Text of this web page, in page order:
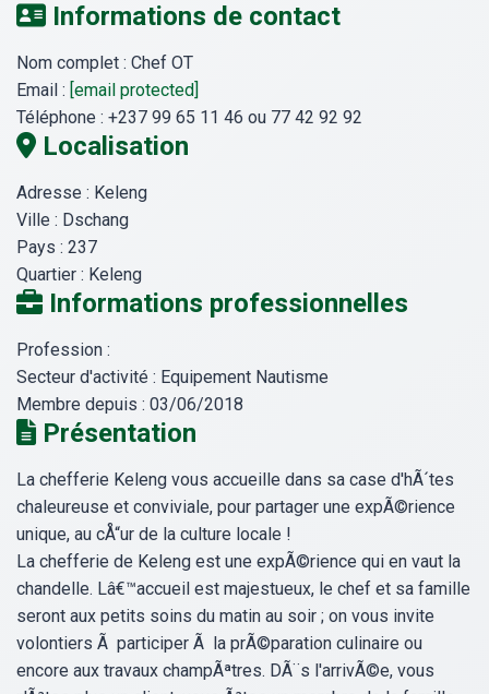
Informations de contact
Nom complet : Chef OT
Email : [email protected]
Téléphone : +237 99 65 11 46 ou 77 42 92 92
Localisation
Adresse : Keleng
Ville : Dschang
Pays : 237
Quartier : Keleng
Informations professionnelles
Profession :
Secteur d'activité : Equipement Nautisme
Membre depuis : 03/06/2018
Présentation
La chefferie Keleng vous accueille dans sa case d'hÃ´tes
chaleureuse et conviviale, pour partager une expÃ©rience
unique, au cÅ“ur de la culture locale !
La chefferie de Keleng est une expÃ©rience qui en vaut la
chandelle. Lâ€™accueil est majestueux, le chef et sa famille
seront aux petits soins du matin au soir ; on vous invite
volontiers Ã participer Ã la prÃ©paration culinaire ou
encore aux travaux champÃªtres. DÃ¨s l'arrivÃ©e, vous